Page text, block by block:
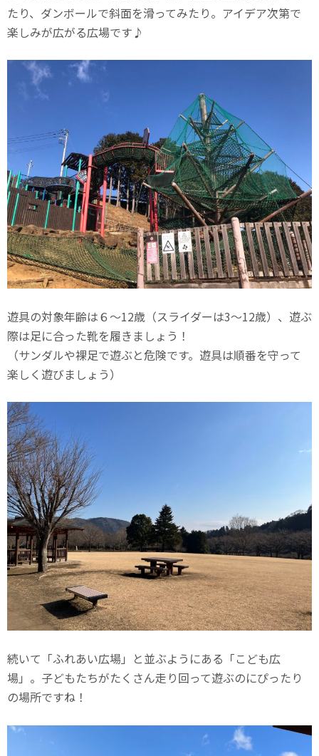
たり、ダンボールで斜面を滑ってみたり。アイデア次第で
楽しみが広がる広場です♪
遊具の対象年齢は６〜12歳（スライダーは3～12歳）、遊ぶ
際は足に合った靴を履きましょう！
（サンダルや裸足で遊ぶと危険です。遊具は順番を守って
楽しく遊びましょう）
続いて「ふれあい広場」と並ぶようにある「こども広
場」。子どもたちがたくさん走り回って遊ぶのにぴったり
の場所ですね！